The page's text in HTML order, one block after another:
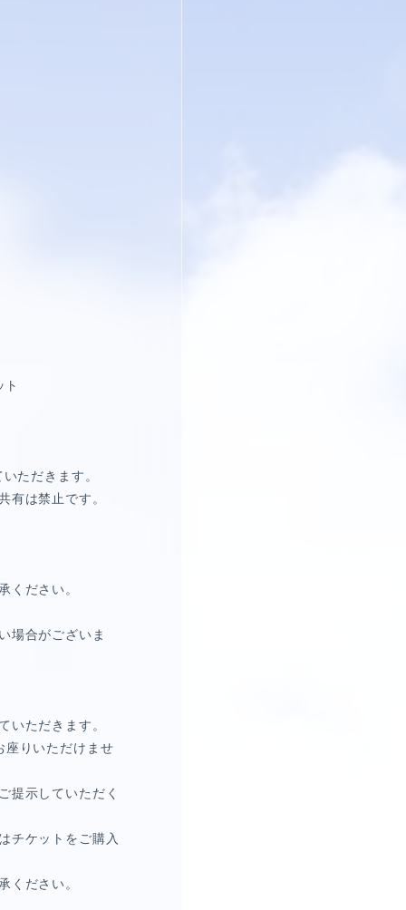
ト
ただきます。
有は禁止です。
ください。
場合がございま
いただきます。
座りいただけませ
提示していただく
チケットをご購入
ください。